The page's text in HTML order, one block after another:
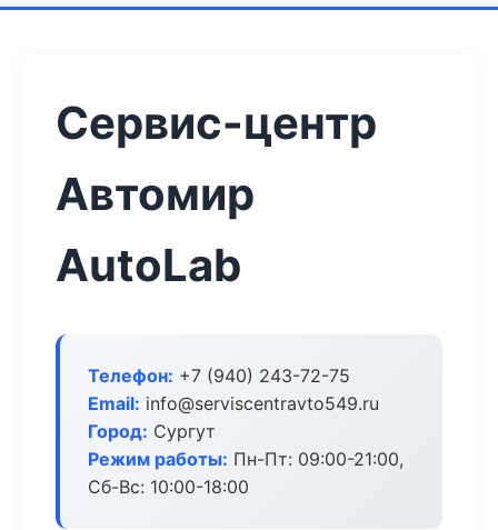
Сервис-центр
Автомир
AutoLab
Телефон: +7 (940) 243-72-75
Email: info@serviscentravto549.ru
Город: Сургут
Режим работы: Пн-Пт: 09:00-21:00,
Сб-Вс: 10:00-18:00